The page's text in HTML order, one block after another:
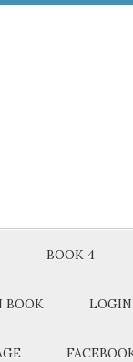
BOOK 4
BOOK